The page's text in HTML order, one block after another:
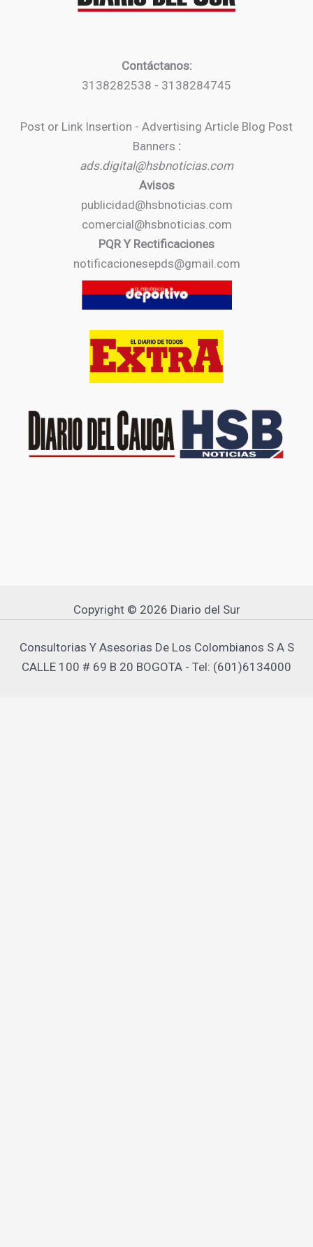
Contáctanos:
3138282538 - 3138284745
Post or Link Insertion - Advertising Article Blog Post
Banners :
ads.digital@hsbnoticias.com
Avisos
publicidad@hsbnoticias.com
comercial@hsbnoticias.com
PQR Y Rectificaciones
notificacionesepds@gmail.com
Copyright © 2026 Diario del Sur
Consultorias Y Asesorias De Los Colombianos S A S
CALLE 100 # 69 B 20 BOGOTA - Tel: (601)6134000